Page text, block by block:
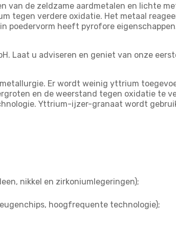
van de zeldzame aardmetalen en lichte
tegen verdere oxidatie. Het metaal
poedervorm heeft pyrofore
Laat u adviseren en geniet van onze
Er wordt weinig yttrium
en de weerstand tegen oxidatie te
Yttrium-ijzer-granaat wordt
nikkel en zirkoniumlegeringen);
hoogfrequente technologie);